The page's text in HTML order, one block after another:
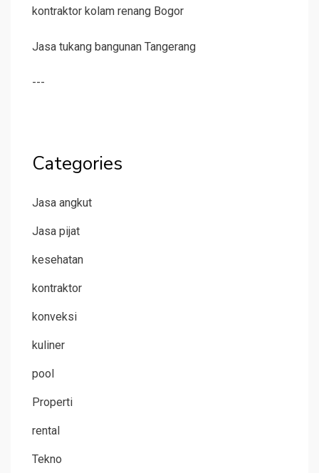
kontraktor kolam renang Bogor
Jasa tukang bangunan Tangerang
---
Categories
Jasa angkut
Jasa pijat
kesehatan
kontraktor
konveksi
kuliner
pool
Properti
rental
Tekno